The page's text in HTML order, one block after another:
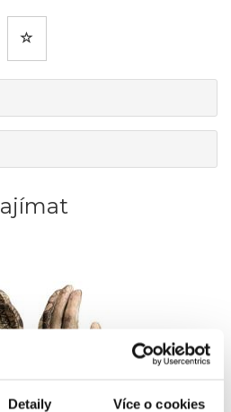
Detaily Více o cookies